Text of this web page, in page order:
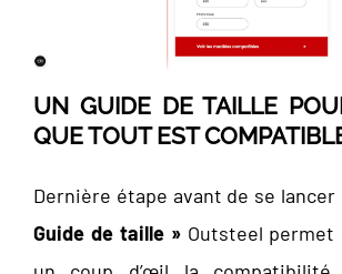
UN GUIDE DE TAILLE
QUE TOUT EST
Dernière étape avant de se lancer
Guide de taille »Outsteel permet